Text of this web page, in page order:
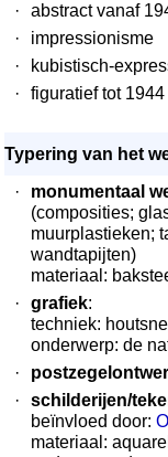
·
abstract vanaf
·
impressionisme
·
kubistisch-
·
figuratief tot 1944
Typering van het
·
monumentaal
(composities;
muurplastieken;
wandtapijten)
materiaal:
·
grafiek:
techniek:
onderwerp: de
·
·
schilderijen/
beïnvloed door:
materiaal: